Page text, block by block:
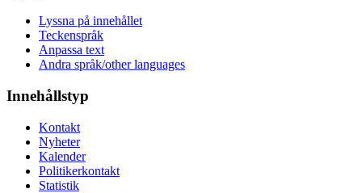
Lyssna på innehållet
Teckenspråk
Anpassa text
Andra språk/other languages
Innehållstyp
Kontakt
Nyheter
Kalender
Politikerkontakt
Statistik